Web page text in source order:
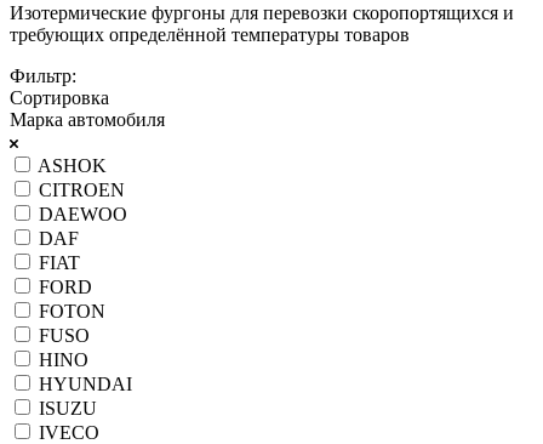
Изотермические фургоны для перевозки скоропортящихся и
требующих определённой температуры товаров
Фильтр:
Сортировка
Марка автомобиля
ASHOK
CITROEN
DAEWOO
DAF
FIAT
FORD
FOTON
FUSO
HINO
HYUNDAI
ISUZU
IVECO